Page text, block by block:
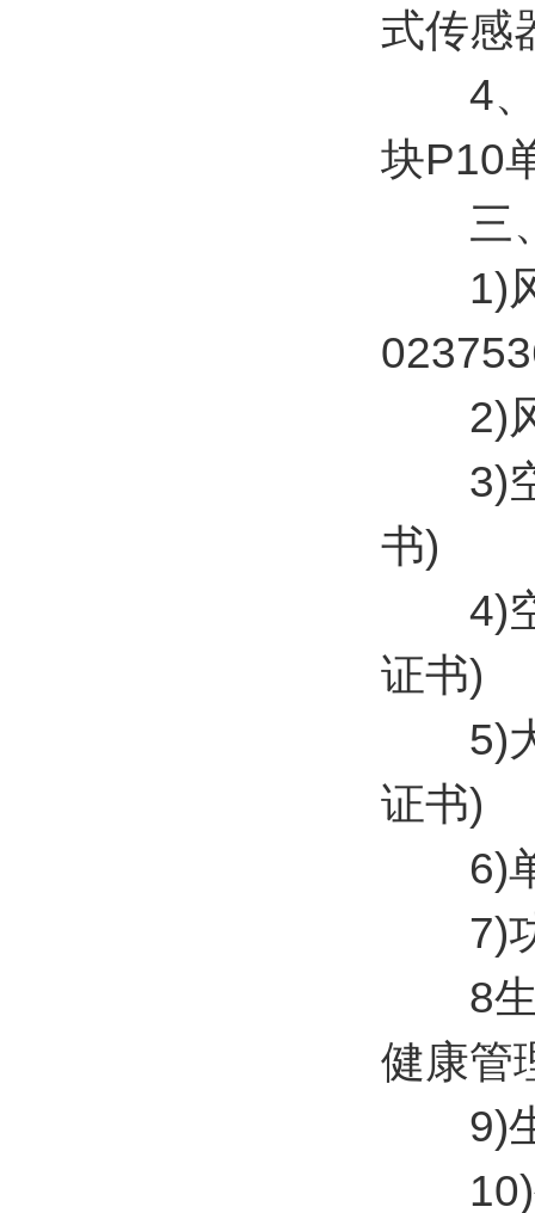
式传感
4、
块P10
三、
1)风
2)风
3)空
书)
4)空
证书)
5)大
证书)
6)单
7)功
8生
健康管
9)生
10)生